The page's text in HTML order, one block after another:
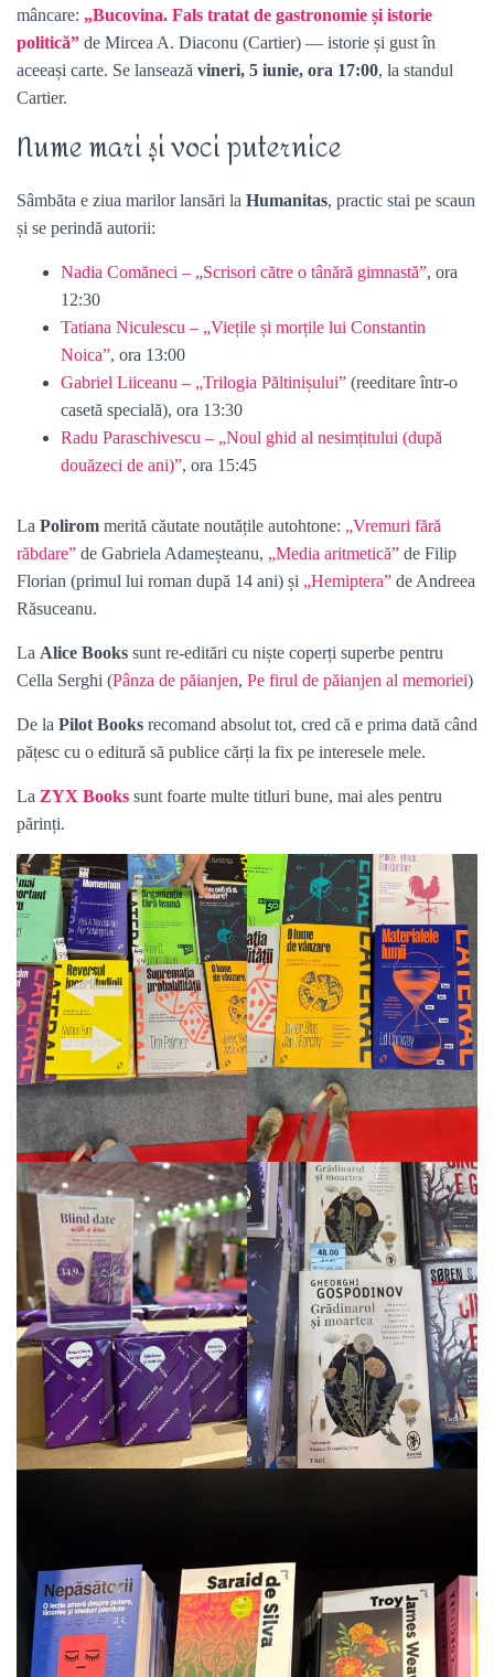
mâncare: „Bucovina. Fals tratat de gastronomie și istorie
politică” de Mircea A. Diaconu (Cartier) — istorie și gust în
aceeași carte. Se lansează vineri, 5 iunie, ora 17:00, la standul
Cartier.
Nume mari și voci puternice
Sâmbăta e ziua marilor lansări la Humanitas, practic stai pe scaun
și se perindă autorii:
Nadia Comăneci – „Scrisori către o tânără gimnastă”, ora
12:30
Tatiana Niculescu – „Viețile și morțile lui Constantin
Noica”, ora 13:00
Gabriel Liiceanu – „Trilogia Păltinișului” (reeditare într-o
casetă specială), ora 13:30
Radu Paraschivescu – „Noul ghid al nesimțitului (după
douăzeci de ani)”, ora 15:45
La Polirom merită căutate noutățile autohtone: „Vremuri fără
răbdare” de Gabriela Adameșteanu, „Media aritmetică” de Filip
Florian (primul lui roman după 14 ani) și „Hemiptera” de Andreea
Răsuceanu.
La Alice Books sunt re-editări cu niște coperți superbe pentru
Cella Serghi (Pânza de păianjen, Pe firul de păianjen al memoriei)
De la Pilot Books recomand absolut tot, cred că e prima dată când
pățesc cu o editură să publice cărți la fix pe interesele mele.
La ZYX Books sunt foarte multe titluri bune, mai ales pentru
părinți.